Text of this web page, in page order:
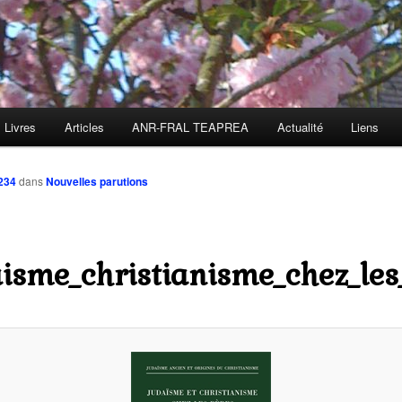
Livres Articles ANR-FRAL TEAPREA Actualité Liens
dansNouvelles parutions